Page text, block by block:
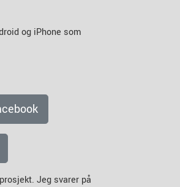
og iPhone som
Jeg svarer på